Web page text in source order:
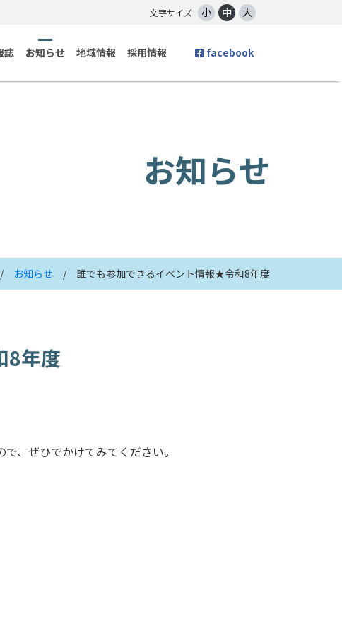
文字サイズ 小 中 大
誌 お知らせ 地域情報 採用情報 facebook
お知らせ
お知らせ / 誰でも参加できるイベント情報★令和8年度
8年度
、ぜひでかけてみてください。